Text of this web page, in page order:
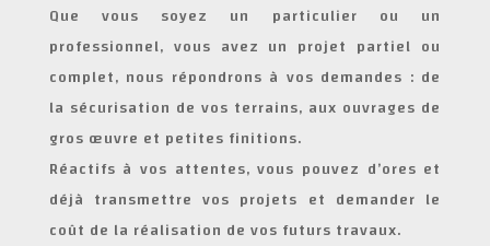
Que vous soyez un particulier ou un
professionnel, vous avez un projet partiel ou
complet, nous répondrons à vos demandes : de
la sécurisation de vos terrains, aux ouvrages de
gros œuvre et petites finitions.
Réactifs à vos attentes, vous pouvez d’ores et
déjà transmettre vos projets et demander le
coût de la réalisation de vos futurs travaux.